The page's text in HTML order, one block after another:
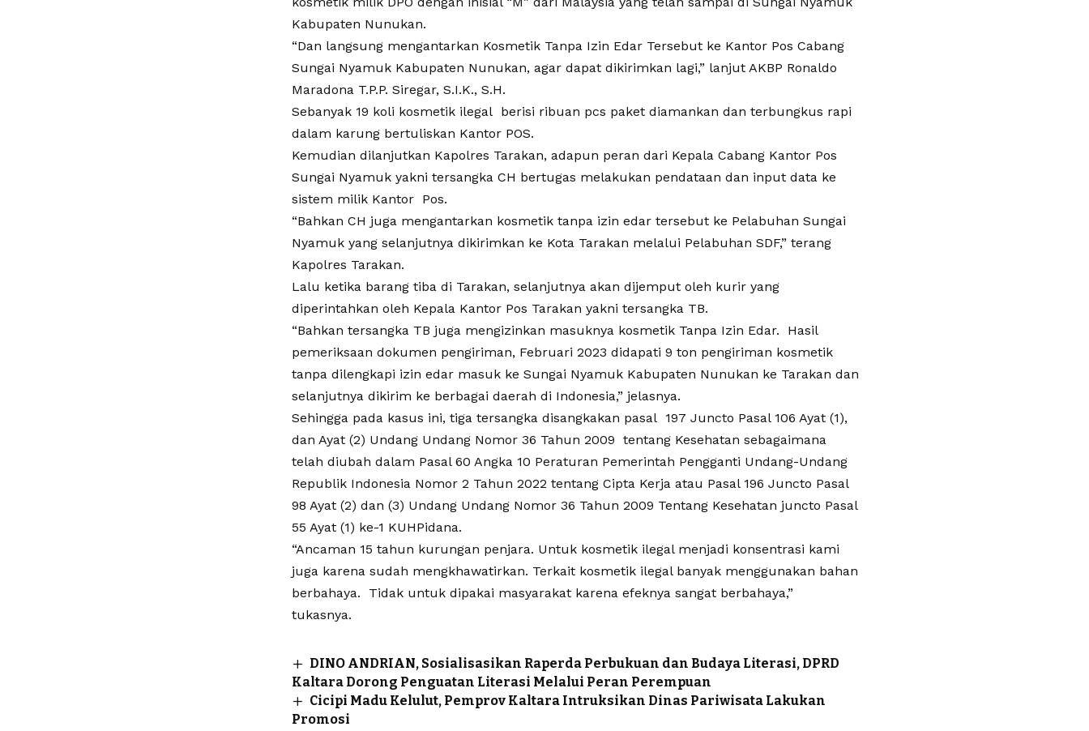
Kabupaten Nunukan.
“Dan langsung mengantarkan Kosmetik Tanpa Izin Edar Tersebut ke Kantor Pos Cabang
Sungai Nyamuk Kabupaten Nunukan, agar dapat dikirimkan lagi,” lanjut AKBP Ronaldo
Maradona T.P.P. Siregar, S.I.K., S.H.
Sebanyak 19 koli kosmetik ilegal berisi ribuan pcs paket diamankan dan terbungkus rapi
dalam karung bertuliskan Kantor POS.
Kemudian dilanjutkan Kapolres Tarakan, adapun peran dari Kepala Cabang Kantor Pos
Sungai Nyamuk yakni tersangka CH bertugas melakukan pendataan dan input data ke
sistem milik Kantor Pos.
“Bahkan CH juga mengantarkan kosmetik tanpa izin edar tersebut ke Pelabuhan Sungai
Nyamuk yang selanjutnya dikirimkan ke Kota Tarakan melalui Pelabuhan SDF,” terang
Kapolres Tarakan.
Lalu ketika barang tiba di Tarakan, selanjutnya akan dijemput oleh kurir yang
diperintahkan oleh Kepala Kantor Pos Tarakan yakni tersangka TB.
“Bahkan tersangka TB juga mengizinkan masuknya kosmetik Tanpa Izin Edar. Hasil
pemeriksaan dokumen pengiriman, Februari 2023 didapati 9 ton pengiriman kosmetik
tanpa dilengkapi izin edar masuk ke Sungai Nyamuk Kabupaten Nunukan ke Tarakan dan
selanjutnya dikirim ke berbagai daerah di Indonesia,” jelasnya.
Sehingga pada kasus ini, tiga tersangka disangkakan pasal 197 Juncto Pasal 106 Ayat (1),
dan Ayat (2) Undang Undang Nomor 36 Tahun 2009 tentang Kesehatan sebagaimana
telah diubah dalam Pasal 60 Angka 10 Peraturan Pemerintah Pengganti Undang-Undang
Republik Indonesia Nomor 2 Tahun 2022 tentang Cipta Kerja atau Pasal 196 Juncto Pasal
98 Ayat (2) dan (3) Undang Undang Nomor 36 Tahun 2009 Tentang Kesehatan juncto Pasal
55 Ayat (1) ke-1 KUHPidana.
“Ancaman 15 tahun kurungan penjara. Untuk kosmetik ilegal menjadi konsentrasi kami
juga karena sudah mengkhawatirkan. Terkait kosmetik ilegal banyak menggunakan bahan
berbahaya. Tidak untuk dipakai masyarakat karena efeknya sangat berbahaya,”
tukasnya.
DINO ANDRIAN, Sosialisasikan Raperda Perbukuan dan Budaya Literasi, DPRD
Kaltara Dorong Penguatan Literasi Melalui Peran Perempuan
Cicipi Madu Kelulut, Pemprov Kaltara Intruksikan Dinas Pariwisata Lakukan
Promosi